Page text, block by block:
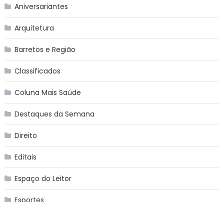
Aniversariantes
Arquitetura
Barretos e Região
Classificados
Coluna Mais Saúde
Destaques da Semana
Direito
Editais
Espaço do Leitor
Esportes